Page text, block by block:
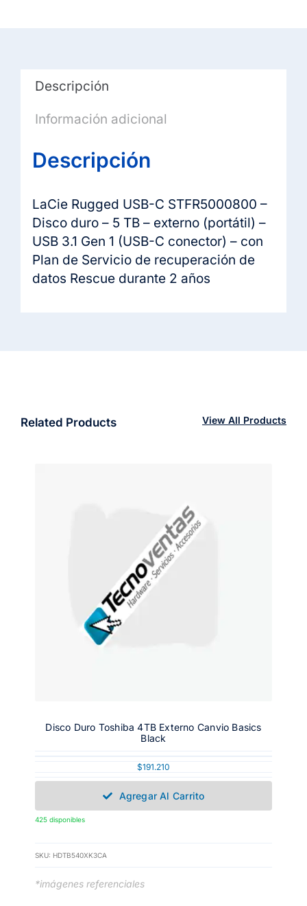
Descripción
Información adicional
Descripción
LaCie Rugged USB-C STFR5000800 –
Disco duro – 5 TB – externo (portátil) –
USB 3.1 Gen 1 (USB-C conector) – con
Plan de Servicio de recuperación de
datos Rescue durante 2 años
Related Products View All Products
Disco Duro Toshiba 4TB Externo Canvio Basics
Black
$191.210
Agregar Al Carrito
425 disponibles
SKU: HDTB540XK3CA
*imágenes referenciales